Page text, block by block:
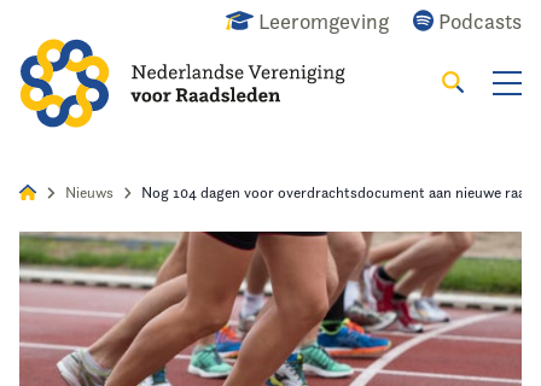
Leeromgeving Podcasts
Zoeken
Home
Agenda
Nieuws Nog 104 dagen voor overdrachtsdocument aan nieuwe raad